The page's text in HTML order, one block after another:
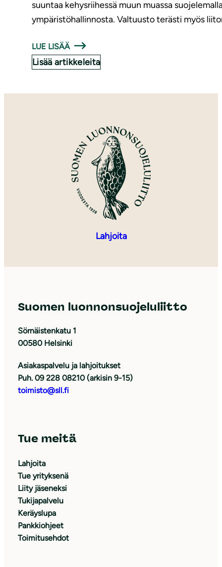
suuntaa kehysriihessä muun muassa
ympäristöhallinnosta. Valtuusto terästi myös
LUE LISÄÄ
Lisää artikkeleita
Lahjoita
Suomen luonnonsuojeluliitto
Sörnäistenkatu 1
00580 Helsinki
Asiakaspalvelu ja lahjoitukset
Puh. 09 228 08210 (arkisin 9-15)
toimisto@sll.fi
Tue meitä
Lahjoita
Tue yrityksenä
Liity jäseneksi
Tukijapalvelu
Keräyslupa
Pankkiohjeet
Toimitusehdot